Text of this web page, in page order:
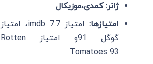
ژانر: کمدی،موزیکال
امتیازها:
امتیاز imdb 7.7، امتیاز
گوگل 91و امتیاز Rotten
Tomatoes 93